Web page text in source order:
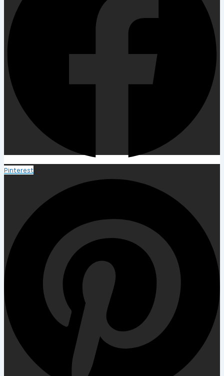
Pinterest